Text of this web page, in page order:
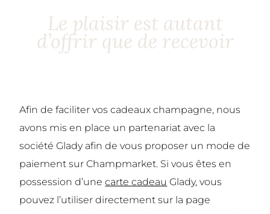
Le plaisir est autant
d’offrir que de recevoir
Afin de faciliter vos cadeaux champagne, nous
avons mis en place un partenariat avec la
société Glady afin de vous proposer un mode de
paiement sur Champmarket. Si vous êtes en
possession d’unecarte cadeau Glady, vous
pouvez l’utiliser directement sur la page